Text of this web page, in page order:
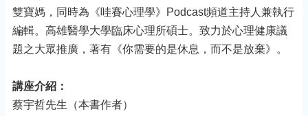
雙寶媽，同時為《哇賽心理學》Podcast頻道主持人兼執行
編輯。高雄醫學大學臨床心理所碩士。致力於心理健康議
題之大眾推廣，著有《你需要的是休息，而不是放棄》。
講座介紹：
蔡宇哲先生（本書作者）